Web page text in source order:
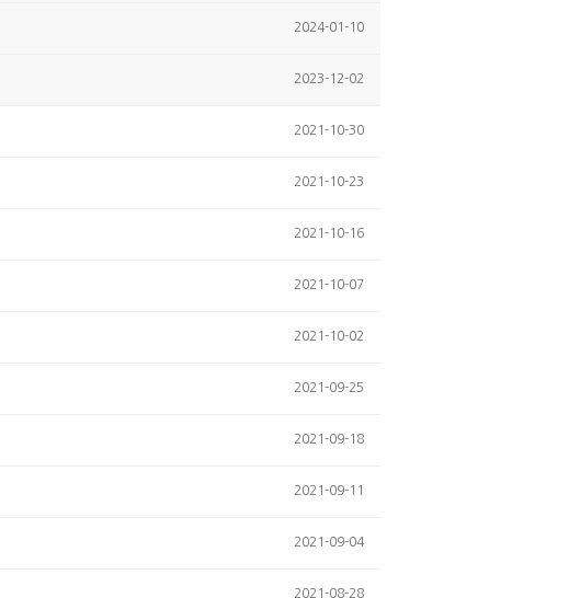
2024-01-10
2023-12-02
2021-10-30
2021-10-23
2021-10-16
2021-10-07
2021-10-02
2021-09-25
2021-09-18
2021-09-11
2021-09-04
2021-08-28